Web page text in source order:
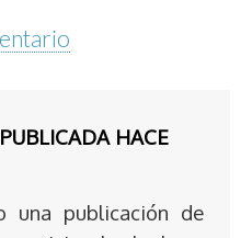
HACE
una publicación de